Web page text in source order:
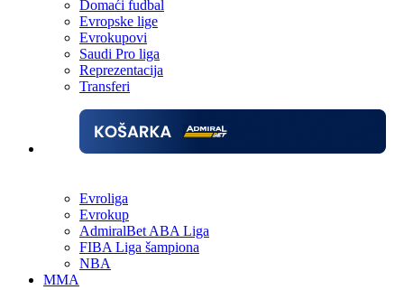
Domaći fudbal
Evropske lige
Evrokupovi
Saudi Pro liga
Reprezentacija
Transferi
Evroliga
Evrokup
AdmiralBet ABA Liga
FIBA Liga šampiona
NBA
MMA